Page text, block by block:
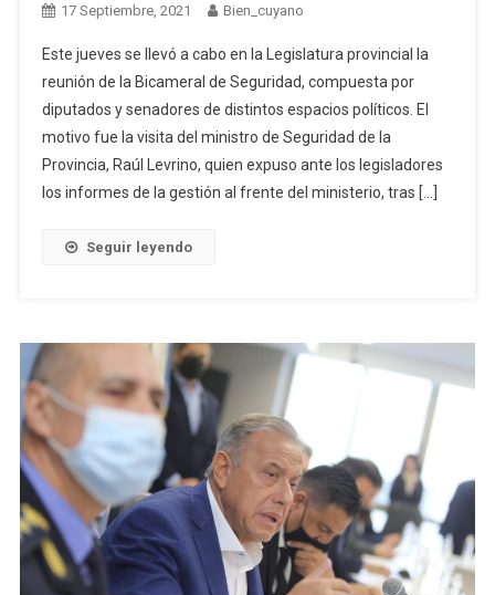
17 Septiembre, 2021 Bien_cuyano
Este jueves se llevó a cabo en la Legislatura provincial la
reunión de la Bicameral de Seguridad, compuesta por
diputados y senadores de distintos espacios políticos. El
motivo fue la visita del ministro de Seguridad de la
Provincia, Raúl Levrino, quien expuso ante los legisladores
los informes de la gestión al frente del ministerio, tras […]
Seguir leyendo